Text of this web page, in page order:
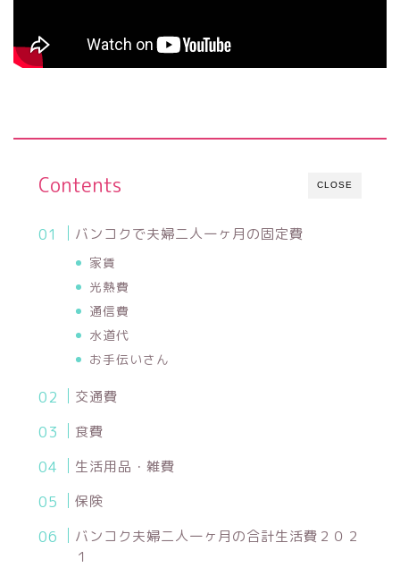
CLOSE
Contents
バンコクで夫婦二人一ヶ月の固定費
家賃
光熱費
通信費
水道代
お手伝いさん
交通費
食費
生活用品・雑費
保険
バンコク夫婦二人一ヶ月の合計生活費２０２
１